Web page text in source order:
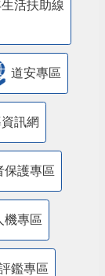
活扶助線
道安專區
訊網
保護專區
機專區
鑑專區